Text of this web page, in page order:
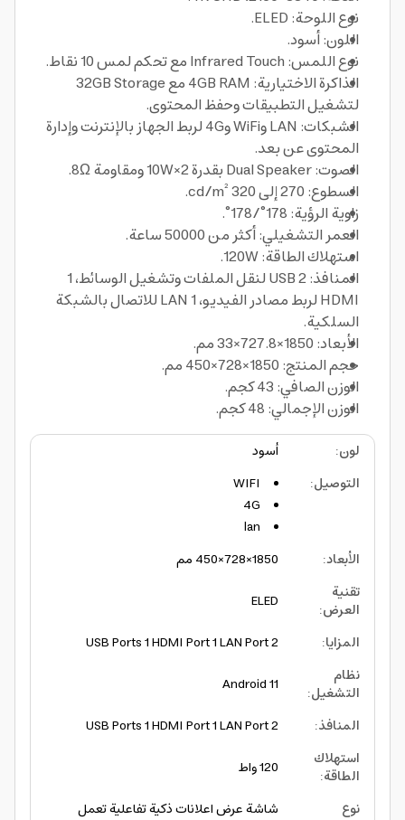
نوع اللوحة: ELED.
اللون: أسود.
نوع اللمس: Infrared Touch مع تحكم لمس 10 نقاط.
الذاكرة الاختيارية: 4GB RAM مع 32GB Storage
لتشغيل التطبيقات وحفظ المحتوى.
الشبكات: LAN وWiFi و4G لربط الجهاز بالإنترنت وإدارة
المحتوى عن بعد.
الصوت: Dual Speaker بقدرة 10W×2 ومقاومة 8Ω.
السطوع: 270 إلى 320 cd/m².
زاوية الرؤية: 178°/178°.
العمر التشغيلي: أكثر من 50000 ساعة.
استهلاك الطاقة: 120W.
المنافذ: 2 USB لنقل الملفات وتشغيل الوسائط، 1
HDMI لربط مصادر الفيديو، 1 LAN للاتصال بالشبكة
السلكية.
الأبعاد: 1850×727.8×33 مم.
حجم المنتج: 1850×728×450 مم.
الوزن الصافي: 43 كجم.
الوزن الإجمالي: 48 كجم.
لون:
أسود
التوصيل:
WIFI
4G
lan
الأبعاد:
1850×728×450 مم
تقنية
العرض:
ELED
المزايا:
2 USB Ports 1 HDMI Port 1 LAN Port
نظام
التشغيل:
Android 11
المنافذ:
2 USB Ports 1 HDMI Port 1 LAN Port
استهلاك
الطاقة:
120 واط
نوع
شاشة عرض اعلانات ذكية تفاعلية تعمل